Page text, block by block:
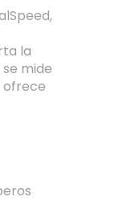
la
mide
ofrece